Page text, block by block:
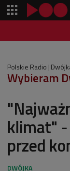
Polskie Radio
Wybieram
klimat" -
przed